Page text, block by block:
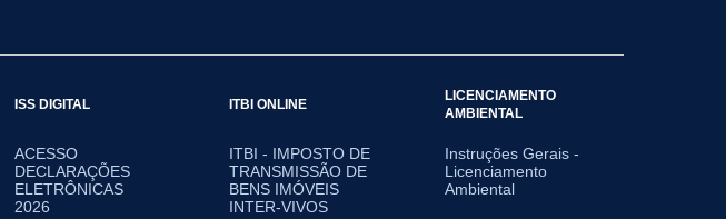
ISS DIGITAL
ACESSO
DECLARAÇÕES
ELETRÔNICAS
2026
ITBI ONLINE
ITBI - IMPOSTO DE
TRANSMISSÃO DE
BENS IMÓVEIS
INTER-VIVOS
LICENCIAMENTO
AMBIENTAL
Instruções Gerais -
Licenciamento
Ambiental